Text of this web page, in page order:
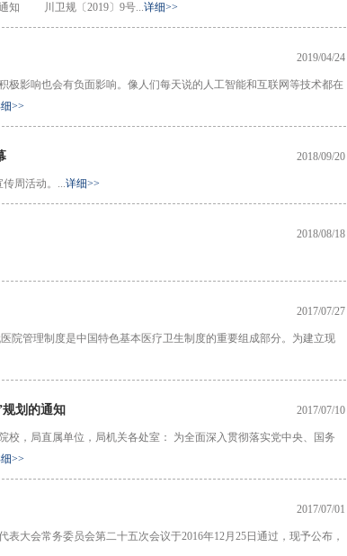
通知 川卫规〔2019〕9号...详细>>
2019/04/24
影响也会有负面影响。像人们每天说的人工智能和互联网等技术都在
>>
2018/09/20
周活动。...详细>>
2018/08/18
2017/07/27
院管理制度是中国特色基本医疗卫生制度的重要组成部分。为建立现
划的通知 2017/07/10
，局直属单位，局机关各处室： 为全面深入贯彻落实党中央、国务
>>
2017/07/01
大会常务委员会第二十五次会议于2016年12月25日通过，现予公布，